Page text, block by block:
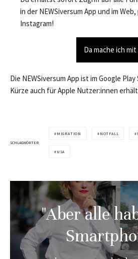
in der NEWSiversum App und im
Instagram!
Da mache ich mit
Die NEWSiversum App ist im Google
Kürze auch für Apple Nutzer:innen
SCHLAGWÖRTER
MIGRATION NOTFALL
USA
"Aber alle